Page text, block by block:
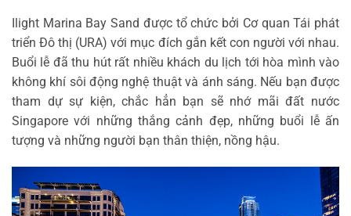
Ilight Marina Bay Sand được tổ chức bởi Cơ quan Tái phát
triển Đô thị (URA) với mục đích gắn kết con người với nhau.
Buổi lễ đã thu hút rất nhiều khách du lịch tới hòa mình vào
không khí sôi động nghệ thuật và ánh sáng. Nếu bạn được
tham dự sự kiện, chắc hẳn bạn sẽ nhớ mãi đất nước
Singapore với những thắng cảnh đẹp, những buổi lễ ấn
tượng và những người bạn thân thiện, nồng hậu.